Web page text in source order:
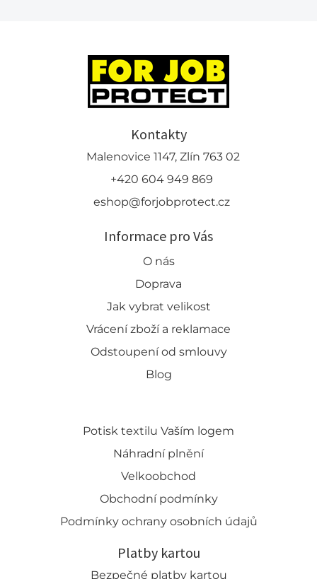
Kontakty
Malenovice 1147, Zlín 763 02
+420 604 949 869
eshop@forjobprotect.cz
Informace pro Vás
O nás
Doprava
Jak vybrat velikost
Vrácení zboží a reklamace
Odstoupení od smlouvy
Blog
Potisk textilu Vaším logem
Náhradní plnění
Velkoobchod
Obchodní podmínky
Podmínky ochrany osobních údajů
Platby kartou
Bezpečné platby kartou